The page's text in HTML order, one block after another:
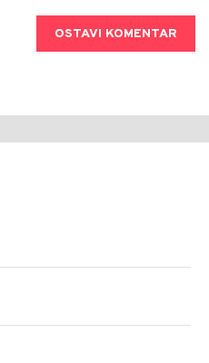
OSTAVI KOMENTAR